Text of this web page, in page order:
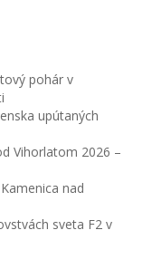
pohár v
upútaných
Vihorlatom 2026 –
nad
sveta F2 v